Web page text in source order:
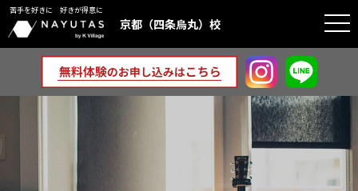
苦手を好きに 好きが得意に
京都（四条烏丸）校